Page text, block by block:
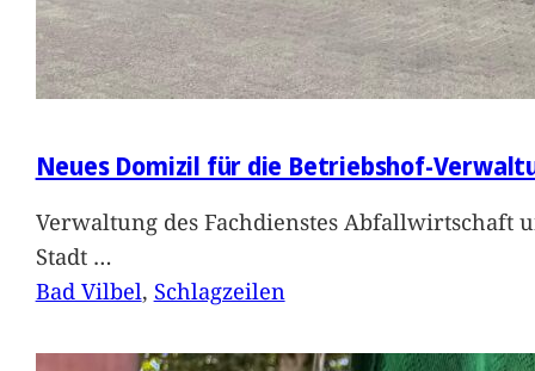
Neues Domizil für die Betriebshof-
Verwaltung des Fachdienstes Abfallwirtschaft
Stadt …
Bad Vilbel, Schlagzeilen